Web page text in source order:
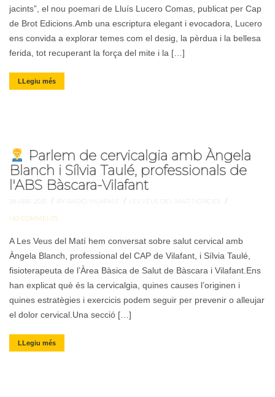
jacints”, el nou poemari de Lluís Lucero Comas, publicat per Cap
de Brot Edicions.Amb una escriptura elegant i evocadora, Lucero
ens convida a explorar temes com el desig, la pèrdua i la bellesa
ferida, tot recuperant la força del mite i la […]
LLegiu més
Parlem de cervicalgia amb Àngela
Blanch i Sílvia Taulé, professionals de
l'ABS Bàscara-Vilafant
28 ABR. 2025 / BY RADIO VILAFANT / LES VEUS DEL MATÍ NOTÍCIES /
NO COMMENTS
A Les Veus del Matí hem conversat sobre salut cervical amb
Àngela Blanch, professional del CAP de Vilafant, i Sílvia Taulé,
fisioterapeuta de l’Àrea Bàsica de Salut de Bàscara i Vilafant.Ens
han explicat què és la cervicalgia, quines causes l’originen i
quines estratègies i exercicis podem seguir per prevenir o alleujar
el dolor cervical.Una secció […]
LLegiu més